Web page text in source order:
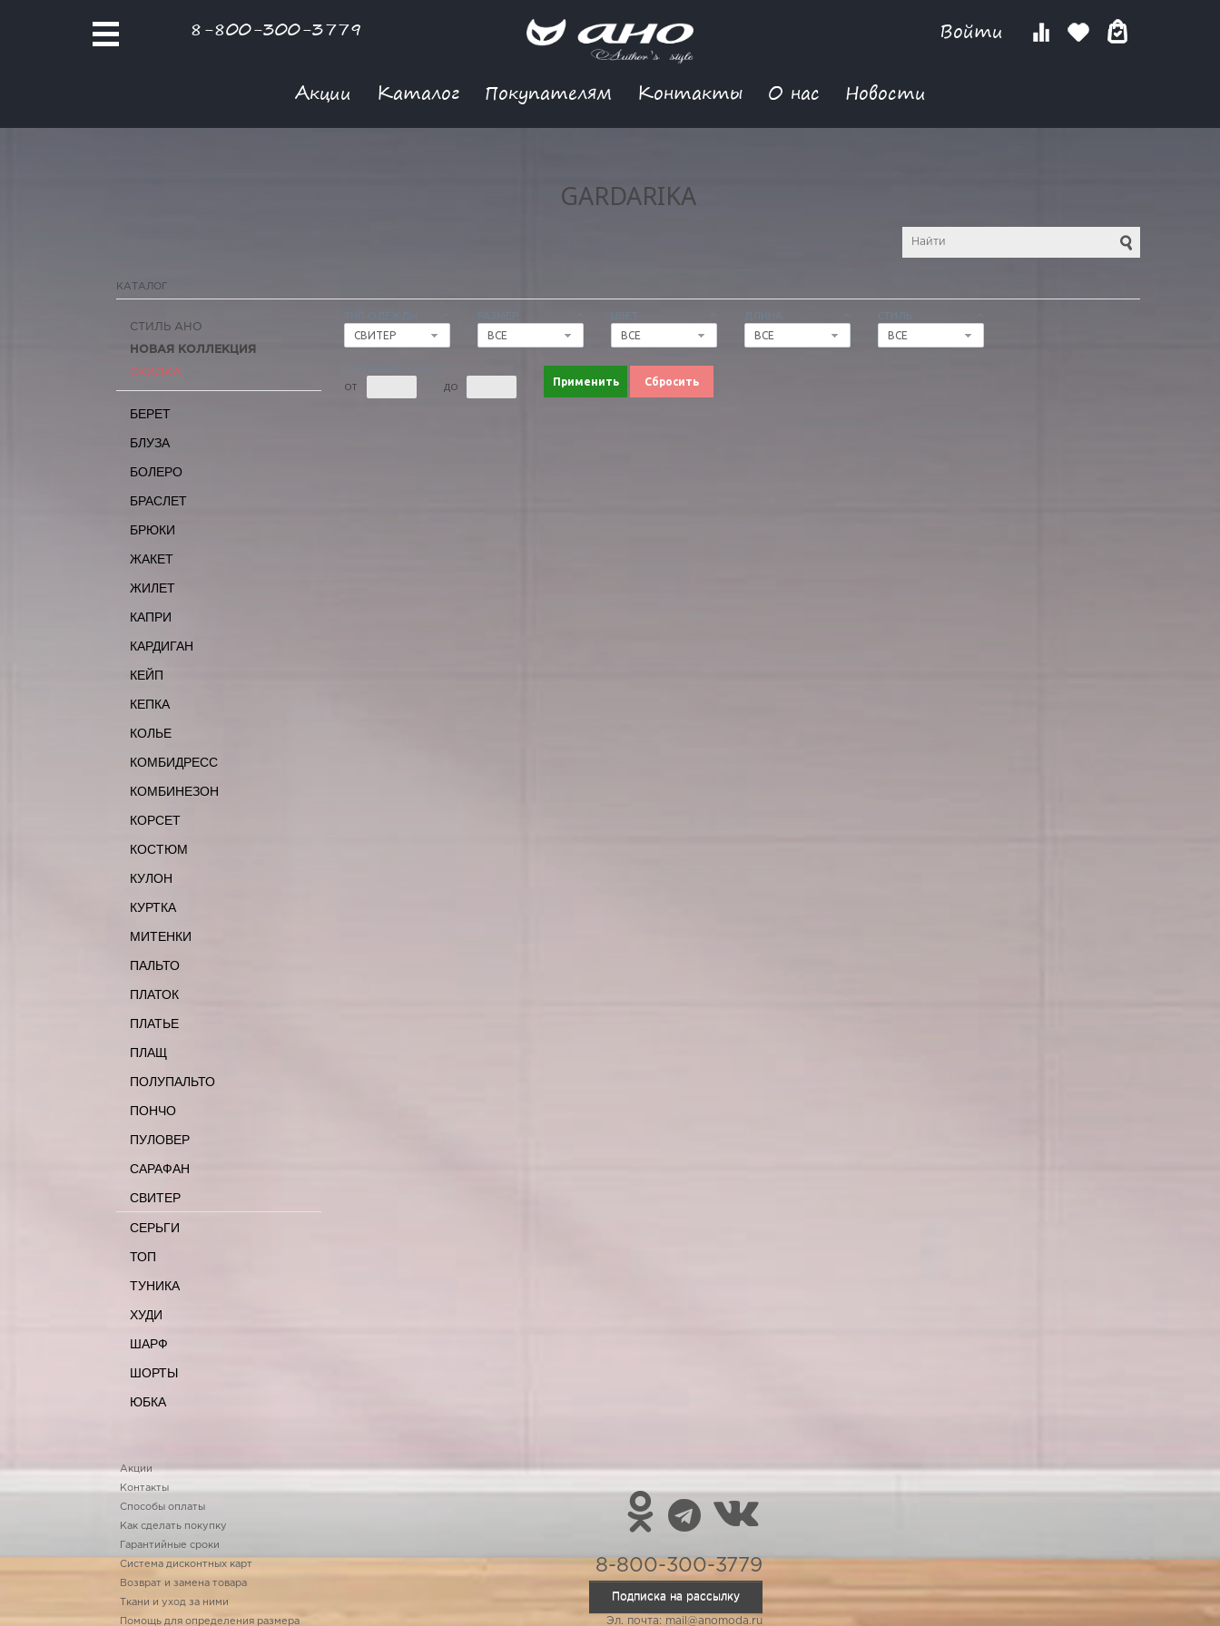
8-800-300-3779 Войти
Акции Каталог Покупателям Контакты О нас Новости
GARDARIKA
КАТАЛОГ
СВИТЕР
ВСЕ
ВСЕ
ВСЕ
СТИЛЬ
ВСЕ
ОТ ДО Применить Сбросить
СТИЛЬ АНО
НОВАЯ КОЛЛЕКЦИЯ
СКИДКА
БЕРЕТ
БЛУЗА
БОЛЕРО
БРАСЛЕТ
БРЮКИ
ЖАКЕТ
ЖИЛЕТ
КАПРИ
КАРДИГАН
КЕЙП
КЕПКА
КОЛЬЕ
КОМБИДРЕСС
КОМБИНЕЗОН
КОРСЕТ
КОСТЮМ
КУЛОН
КУРТКА
МИТЕНКИ
ПАЛЬТО
ПЛАТОК
ПЛАТЬЕ
ПЛАЩ
ПОЛУПАЛЬТО
ПОНЧО
ПУЛОВЕР
САРАФАН
СВИТЕР
СЕРЬГИ
ТОП
ТУНИКА
ХУДИ
ШАРФ
ШОРТЫ
ЮБКА
Акции
Контакты
Способы оплаты
Как сделать покупку
Гарантийные сроки
Система дисконтных карт
Возврат и замена товара
Ткани и уход за ними
Помощь для определения размера
8-800-300-3779
Подписка на рассылку
Эл. почта: mail@anomoda.ru